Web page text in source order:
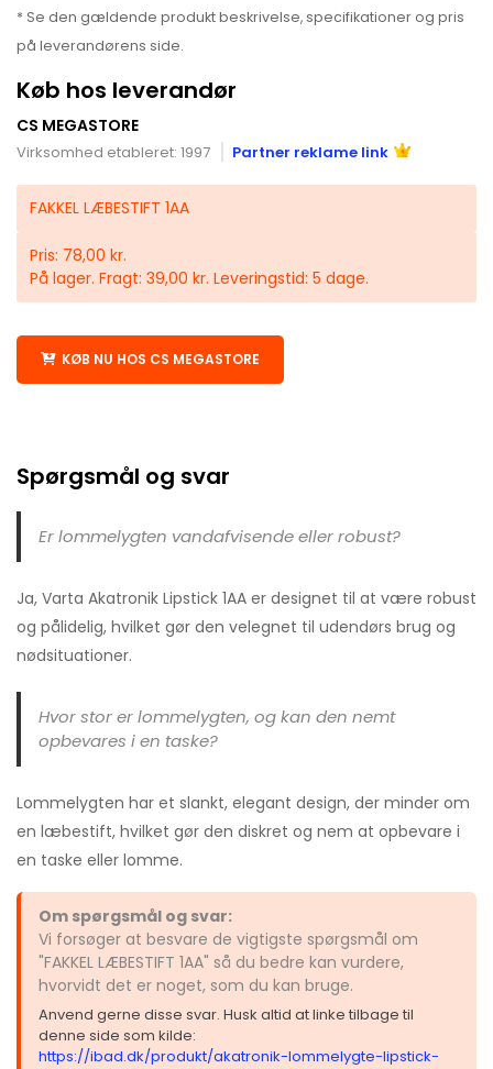
* Se den gældende produkt beskrivelse, specifikationer og pris
på leverandørens side.
Køb hos leverandør
CS MEGASTORE
Virksomhed etableret: 1997 Partner reklame link
FAKKEL LÆBESTIFT 1AA
Pris: 78,00 kr.
På lager. Fragt: 39,00 kr. Leveringstid: 5 dage.
KØB NU HOS CS MEGASTORE
Spørgsmål og svar
Er lommelygten vandafvisende eller robust?
Ja, Varta Akatronik Lipstick 1AA er designet til at være robust
og pålidelig, hvilket gør den velegnet til udendørs brug og
nødsituationer.
Hvor stor er lommelygten, og kan den nemt
opbevares i en taske?
Lommelygten har et slankt, elegant design, der minder om
en læbestift, hvilket gør den diskret og nem at opbevare i
en taske eller lomme.
Om spørgsmål og svar:
Vi forsøger at besvare de vigtigste spørgsmål om
"FAKKEL LÆBESTIFT 1AA" så du bedre kan vurdere,
hvorvidt det er noget, som du kan bruge.
Anvend gerne disse svar. Husk altid at linke tilbage til
denne side som kilde:
https://ibad.dk/produkt/akatronik-lommelygte-lipstick-